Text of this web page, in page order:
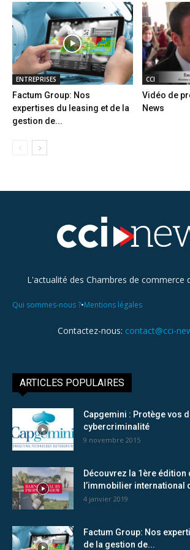
ENTREPRISES
Factum Group: Nos
expertises du leasing et de la
gestion de...
CCI
Vidéo de
News
L'actualité des Chambres de commerce
Qui sommes-nous ?•Mentions légales
Contactez-nous: contact@cci-
ARTICLES POPULAIRES
Capgemini : Protège vos
cybercriminalité
9 novembre 2015
Découvrez la 1ère édition
l’immobilier international
4 janvier 2019
Factum Group: Nos
de la gestion de...